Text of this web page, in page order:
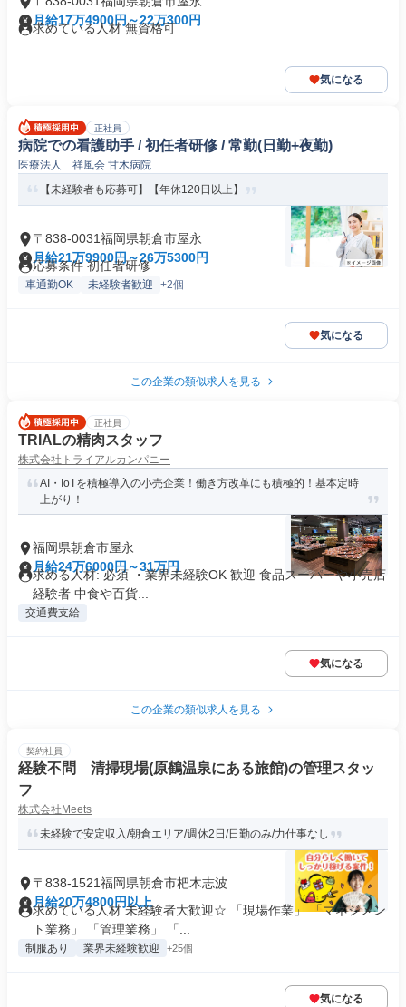
月給17万4900円～22万300円
求めている人材 無資格可
気になる
正社員
病院での看護助手 / 初任者研修 / 常勤(日勤+夜勤)
医療法人 祥風会 甘木病院
【未経験者も応募可】【年休120日以上】
〒838-0031福岡県朝倉市屋永
月給21万9900円～26万5300円
応募条件 初任者研修
車通勤OK 未経験者歓迎 +2個
気になる
この企業の類似求人を見る
正社員
TRIALの精肉スタッフ
株式会社トライアルカンパニー
AI・IoTを積極導入の小売企業！働き方改革にも積極的！基本定時
上がり！
福岡県朝倉市屋永
月給24万6000円～31万円
求める人材: 必須 ・業界未経験OK 歓迎 食品スーパーや小売店
経験者 中食や百貨...
交通費支給
気になる
この企業の類似求人を見る
契約社員
経験不問 清掃現場(原鶴温泉にある旅館)の管理スタッ
フ
株式会社Meets
未経験で安定収入/朝倉エリア/週休2日/日勤のみ/力仕事なし
〒838-1521福岡県朝倉市杷木志波
月給20万4800円以上
求めている人材 未経験者大歓迎☆ 「現場作業」 「マネジメン
ト業務」 「管理業務」 「...
制服あり 業界未経験歓迎 +25個
気になる